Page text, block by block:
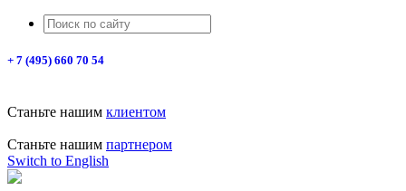
+ 7 (495) 660 70 54
Станьте нашим клиентом
Станьте нашим партнером
Switch to English